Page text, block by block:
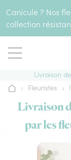
Canicule ? Nos
collection
Livraison
Accueil
› Fleuristes ›
Livraison
par les